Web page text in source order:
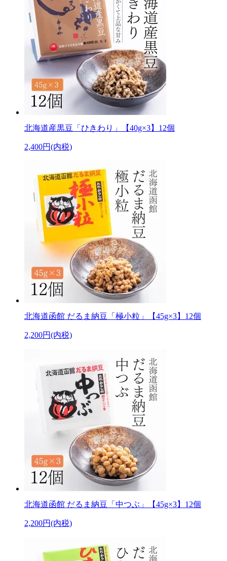
北海道産黒豆「ひきわり」【40g×3】12個
2,400円(内税)
北海道函館 だるま納豆「極小粒」【45g×3】12個
2,200円(内税)
北海道函館 だるま納豆「中つぶ」【45g×3】12個
2,200円(内税)